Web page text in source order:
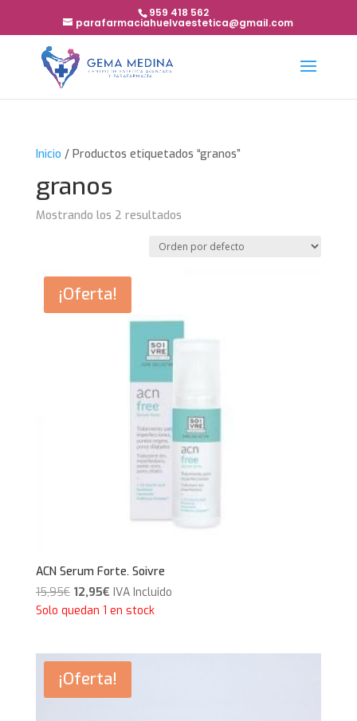
959 418 562
parafarmaciahuelvaestetica@gmail.com
Inicio / Productos etiquetados “granos”
granos
Mostrando los 2 resultados
¡Oferta!
ACN Serum Forte. Soivre
15,95€ El
precio
15,95€.
12,95€El
precio
12,95€.
IVA Incluido
Solo quedan 1 en stock
¡Oferta!